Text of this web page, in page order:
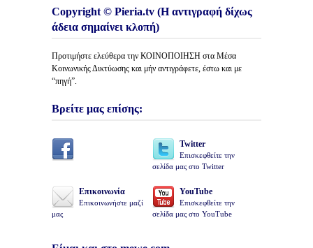
Copyright © Pieria.tv (Η αντιγραφή δίχως
άδεια σημαίνει κλοπή)
Προτιμήστε ελεύθερα την ΚΟΙΝΟΠΟΙΗΣΗ στα Μέσα
Κοινωνικής Δικτύωσης και μήν αντιγράφετε, έστω και με
“πηγή”.
Βρείτε μας επίσης:
Twitter
Επισκεφθείτε την
σελίδα μας στο Twitter
Επικοινωνία
Επικοινωνήστε μαζί
μας
YouTube
Επισκεφθείτε την
σελίδα μας στο YouTube